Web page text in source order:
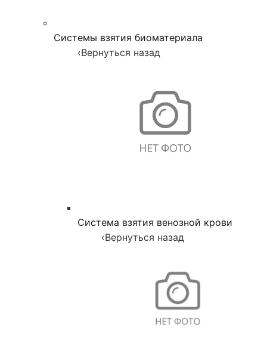
Системы взятия биоматериала
‹Вернуться назад
Система взятия венозной крови
‹Вернуться назад